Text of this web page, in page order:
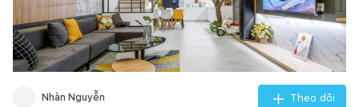
Nhàn Nguyễn Theo dõi